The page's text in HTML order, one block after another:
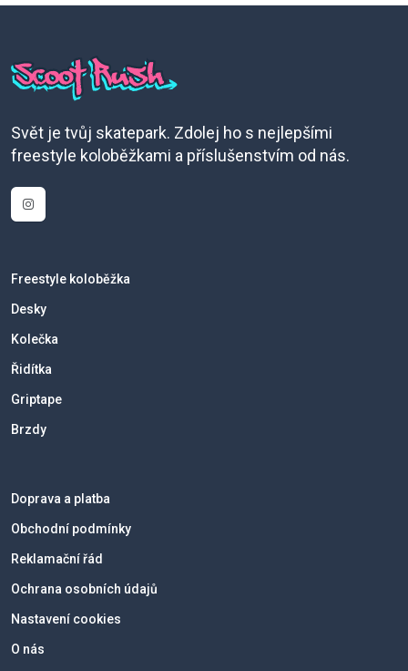
Svět je tvůj skatepark. Zdolej ho s nejlepšími
freestyle koloběžkami a příslušenstvím od nás.
Freestyle koloběžka
Desky
Kolečka
Řidítka
Griptape
Brzdy
Doprava a platba
Obchodní podmínky
Reklamační řád
Ochrana osobních údajů
Nastavení cookies
O nás